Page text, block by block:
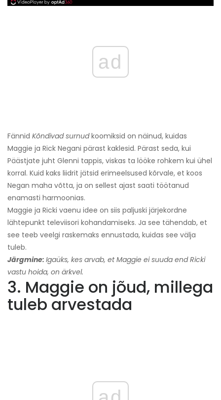
ad
Fännid Kõndivad surnudkoomiksid on näinud, kuidas
Maggie ja Rick Negani pärast kaklesid. Pärast seda, kui
Päästjate juht Glenni tappis, viskas ta lööke rohkem kui ühel
korral. Kuid kaks liidrit jätsid erimeelsused kõrvale, et koos
Negan maha võtta, ja on sellest ajast saati töötanud
enamasti harmoonias.
Maggie ja Ricki vaenu idee on siis paljuski järjekordne
lähtepunkt televiisori kohandamiseks. Ja see tähendab, et
see teeb veelgi raskemaks ennustada, kuidas see välja
tuleb.
Järgmine: Igaüks, kes arvab, et Maggie ei suuda end Ricki
vastu hoida, on ärkvel.
3. Maggie on jõud, millega
tuleb arvestada